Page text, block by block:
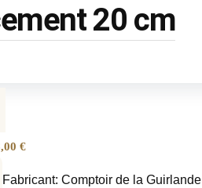
20 cm
€
Fabricant: Comptoir de la Guirlande